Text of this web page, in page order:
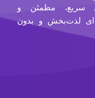
سریع، مطمئن و
لذت‌بخش و بدون